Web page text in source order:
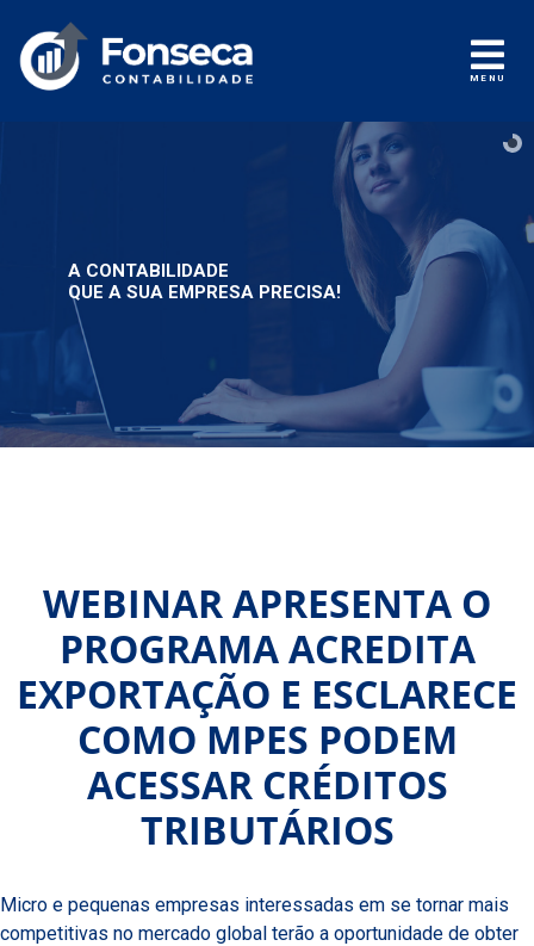
MENU
A CONTABILIDADE
QUE A SUA EMPRESA PRECISA!
WEBINAR APRESENTA O
PROGRAMA ACREDITA
EXPORTAÇÃO E ESCLARECE
COMO MPES PODEM
ACESSAR CRÉDITOS
TRIBUTÁRIOS
Micro e pequenas empresas interessadas em se tornar mais
competitivas no mercado global terão a oportunidade de obter